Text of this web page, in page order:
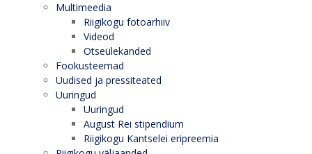
Multimeedia
Riigikogu fotoarhiiv
Videod
Otseülekanded
Fookusteemad
Uudised ja pressiteated
Uuringud
Uuringud
August Rei stipendium
Riigikogu Kantselei eripreemia